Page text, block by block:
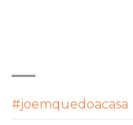
#joemquedoacasa